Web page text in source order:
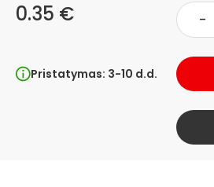
0.35 € -
Pristatymas: 3-10 d.d.